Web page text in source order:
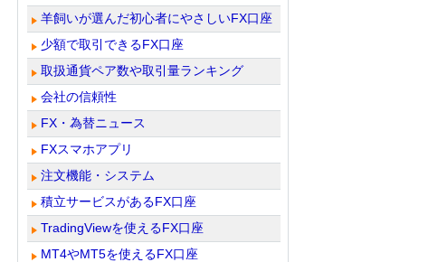
羊飼いが選んだ初心者にやさしいFX口座
少額で取引できるFX口座
取扱通貨ペア数や取引量ランキング
会社の信頼性
FX・為替ニュース
FXスマホアプリ
注文機能・システム
積立サービスがあるFX口座
TradingViewを使えるFX口座
MT4やMT5を使えるFX口座